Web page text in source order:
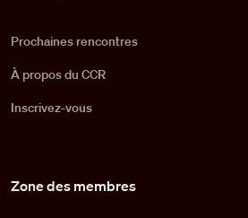
Prochaines rencontres
À propos du CCR
Inscrivez-vous
Zone des membres